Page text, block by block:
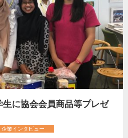
に協会会員商品等プレゼ
企業インタビュー